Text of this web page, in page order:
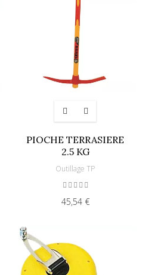
PIOCHE TERRASIERE
2.5 KG
Outillage TP
45,54 €